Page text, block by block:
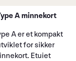
A minnekort
A er et kompakt
for sikker
Etuiet